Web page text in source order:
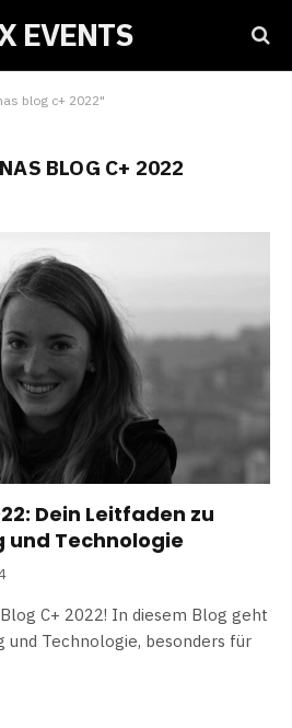
EVENTS
blog c+ 2022"
BLOG C+ 2022
Dein Leitfaden zu
Technologie
C+ 2022! In diesem Blog geht
und Technologie, besonders für